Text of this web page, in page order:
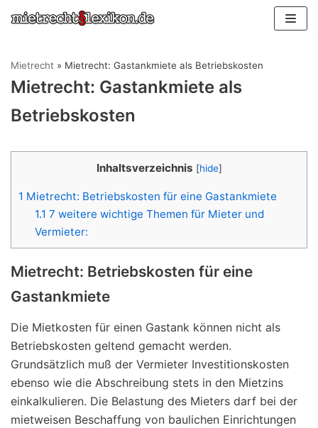
Zum
Mietrecht » Mietrecht: Gastankmiete als Betriebskosten
Mietrecht: Gastankmiete als
Betriebskosten
Inhaltsverzeichnis [hide]
1 Mietrecht: Betriebskosten für eine Gastankmiete
1.1 7 weitere wichtige Themen für Mieter und
Vermieter:
Mietrecht: Betriebskosten für eine
Gastankmiete
Die Mietkosten für einen Gastank können nicht als
Betriebskosten geltend gemacht werden.
Grundsätzlich muß der Vermieter Investitionskosten
ebenso wie die Abschreibung stets in den Mietzins
einkalkulieren. Die Belastung des Mieters darf bei der
mietweisen Beschaffung von baulichen Einrichtungen